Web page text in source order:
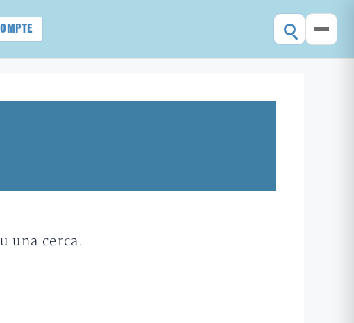
una cerca.